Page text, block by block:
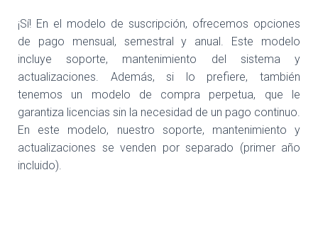
¡Sí! En el modelo de suscripción, ofrecemos opciones
de pago mensual, semestral y anual. Este modelo
incluye soporte, mantenimiento del sistema y
actualizaciones. Además, si lo prefiere, también
tenemos un modelo de compra perpetua, que le
garantiza licencias sin la necesidad de un pago continuo.
En este modelo, nuestro soporte, mantenimiento y
actualizaciones se venden por separado (primer año
incluido).